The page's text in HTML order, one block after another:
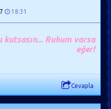
18:31
kutsasın... Ruhum varsa
eğer!
Cevapla